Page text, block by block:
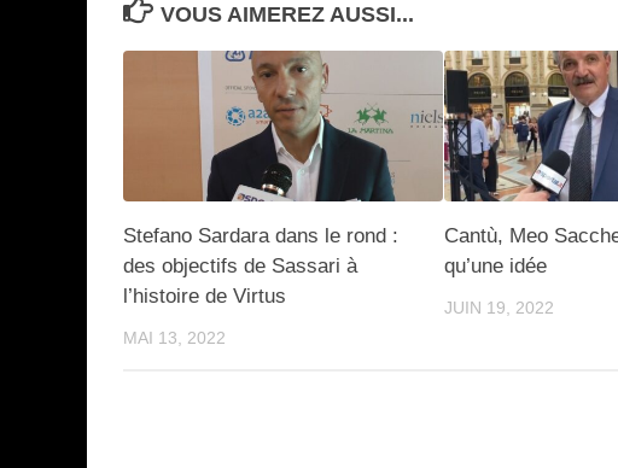
VOUS AIMEREZ AUSSI...
Stefano Sardara dans le rond :
des objectifs de Sassari à
l’histoire de Virtus
MAI 13, 2022
Cantù, Meo
qu’une idée
JUIN 19, 2022